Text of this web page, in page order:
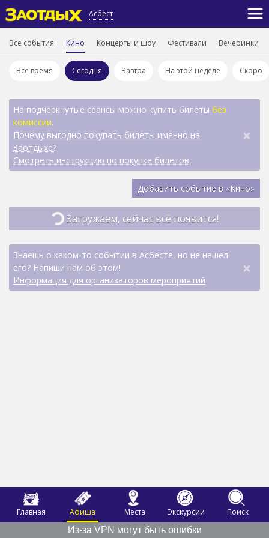
Асбест
Главная Афиша Места Экскурсии
Поиск
Из-за VPN могут быть ошибки
Все события Кино Концерты и шоу Фестивали Вечеринки
Все время Сегодня Завтра На этой неделе Скоро
На подчеркнутые сеансы можно купить билеты без
комиссии.
Почему выгодно покупать билеты именно на
Заотдыхе?
Смотреть инструкцию по покупке билетов
×
Добавить событие в «Кино»
Загружаем, сейчас всё появится!
Знаешь о каком-то событии в Асбесте, но не нашел
его? Напиши нам об этом!
Информация для организаторов мероприятий
×